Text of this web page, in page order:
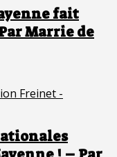
fait
Marrie de